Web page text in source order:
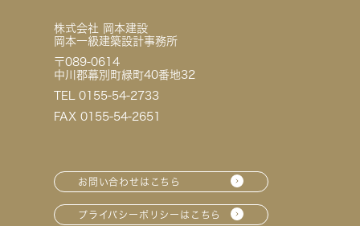
株式会社 岡本建設
岡本一級建築設計事務所
〒089-0614
中川郡幕別町緑町40番地32
TEL 0155-54-2733
FAX 0155-54-2651
お問い合わせはこちら
プライバシーポリシーはこちら